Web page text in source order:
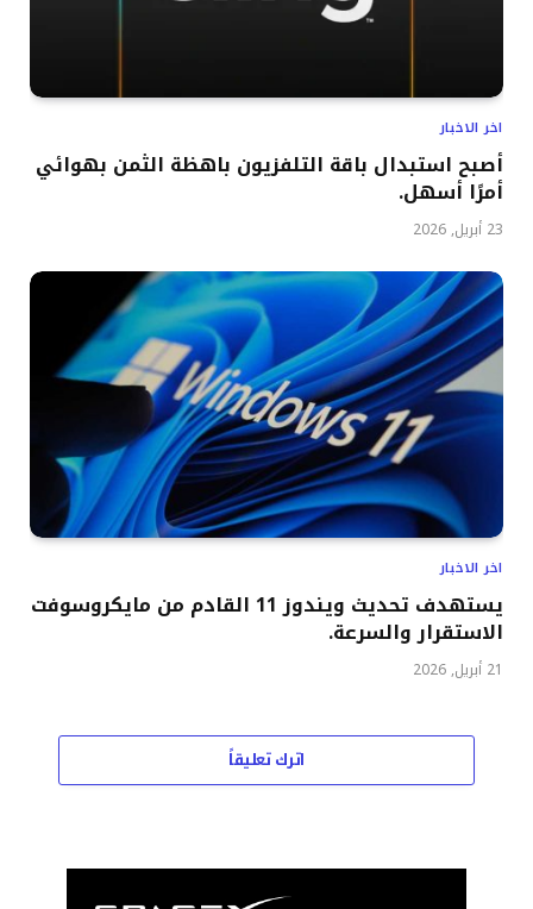
اخر الاخبار
أصبح استبدال باقة التلفزيون باهظة الثمن بهوائي
أمرًا أسهل.
23 أبريل, 2026
اخر الاخبار
يستهدف تحديث ويندوز 11 القادم من مايكروسوفت
الاستقرار والسرعة.
21 أبريل, 2026
اترك تعليقاً